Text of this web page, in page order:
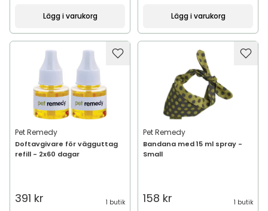
Lägg i varukorg Lägg i varukorg
Pet Remedy
Doftavgivare för vägguttag
refill - 2x60 dagar
391 kr 1 butik
Pet Remedy
Bandana med 15 ml spray -
Small
158 kr 1 butik